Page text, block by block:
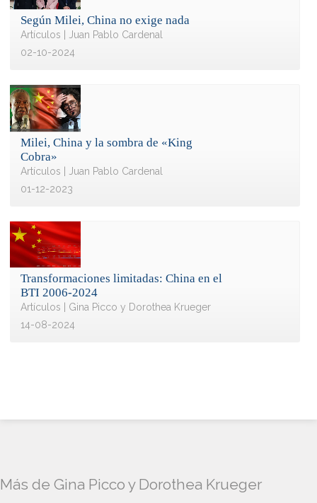
Según Milei, China no exige nada
Artículos | Juan Pablo Cardenal
02-10-2024
Milei, China y la sombra de «King
Cobra»
Artículos | Juan Pablo Cardenal
01-12-2023
Transformaciones limitadas: China en el
BTI 2006-2024
Artículos | Gina Picco y Dorothea Krueger
14-08-2024
Más de Gina Picco y Dorothea Krueger